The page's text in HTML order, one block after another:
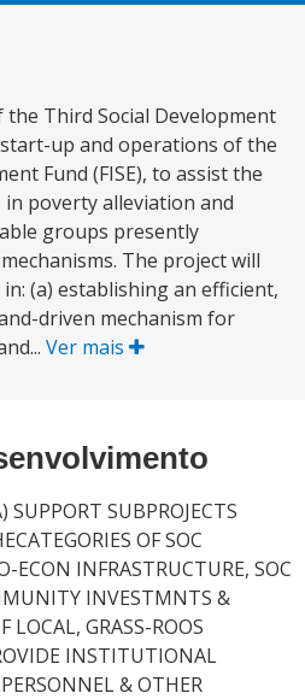
Third Social Development
up and operations of the
Fund (FISE), to assist the
poverty alleviation and
groups presently
The project will
(a) establishing an efficient,
driven mechanism for
Ver mais
SUPPORT SUBPROJECTS
OF SOC
ECON INFRASTRUCTURE, SOC
INVESTMNTS &
GRASS-ROOS
INSTITUTIONAL
& OTHER